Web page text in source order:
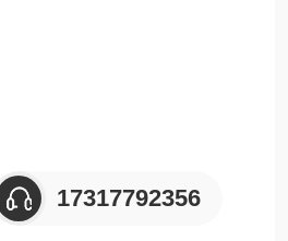
17317792356